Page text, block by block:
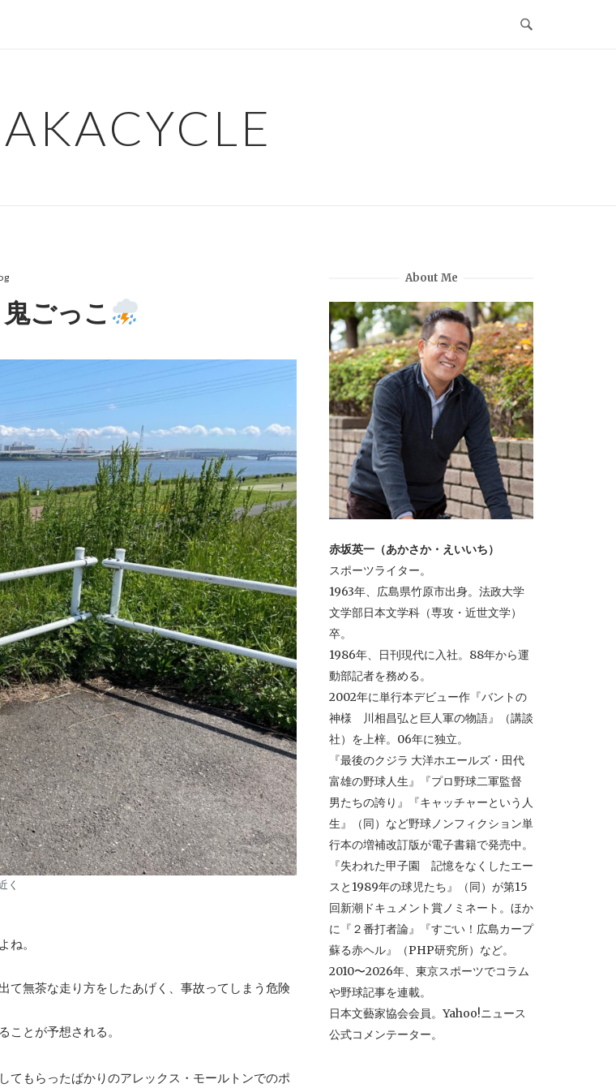
ごっこ
く
ね。
て無茶な走り方をしたあげく、事故ってしまう危険
とが予想される。
もらったばかりのアレックス・モールトンでのポ
About Me
赤坂英一（あかさか・えいいち）
スポーツライター。
1963年、広島県竹原市出身。法政大学
文学部日本文学科（専攻・近世文学）
卒。
1986年、日刊現代に入社。88年から運
動部記者を務める。
2002年に単行本デビュー作『バントの
神様 川相昌弘と巨人軍の物語』（講談
社）を上梓。06年に独立。
『最後のクジラ 大洋ホエールズ・田代
富雄の野球人生』『プロ野球二軍監督
男たちの誇り』『キャッチャーという人
生』（同）など野球ノンフィクション単
行本の増補改訂版が電子書籍で発売中。
『失われた甲子園 記憶をなくしたエー
スと1989年の球児たち』（同）が第15
回新潮ドキュメント賞ノミネート。ほか
に『２番打者論』『すごい！広島カープ
蘇る赤ヘル』（PHP研究所）など。
2010〜2026年、東京スポーツでコラム
や野球記事を連載。
日本文藝家協会会員。Yahoo!ニュース
公式コメンテーター。